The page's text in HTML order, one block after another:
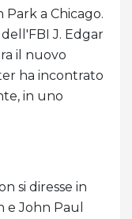
a Chicago.
J. Edgar
il nuovo
ha incontrato
in uno
si diresse in
e John Paul